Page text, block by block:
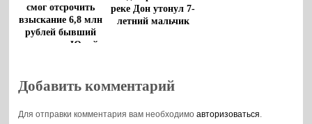
смог отсрочить
взыскание 6,8 млн
рублей бывший
чиновник Юрий
реке Дон утонул 7-
летний мальчик
Добавить комментарий
Для отправки комментария вам необходимоавторизоваться.